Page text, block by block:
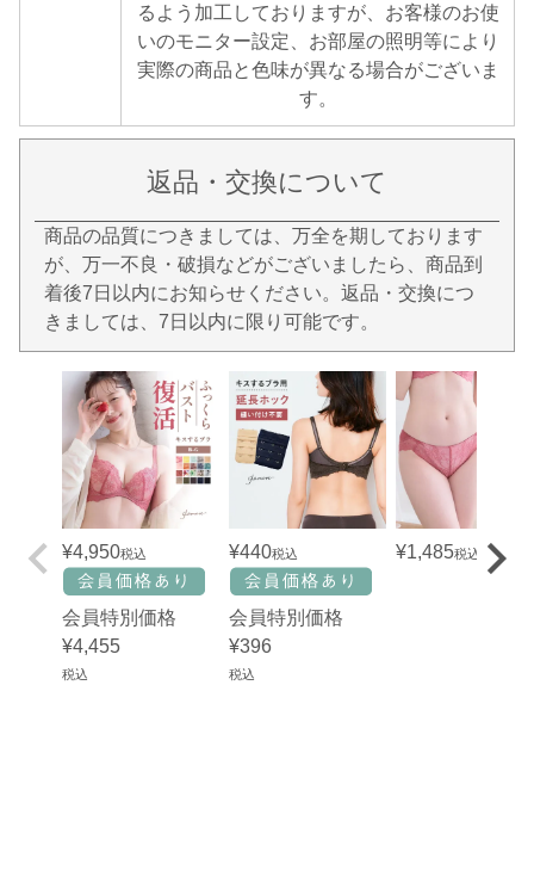
るよう加工しておりますが、お客様のお使
いのモニター設定、お部屋の照明等により
実際の商品と色味が異なる場合がございま
す。
返品・交換について
商品の品質につきましては、万全を期しております
が、万一不良・破損などがございましたら、商品到
着後7日以内にお知らせください。返品・交換につ
きましては、7日以内に限り可能です。
¥4,950税込
会員特別価格
¥4,455
税込
¥440税込
会員特別価格
¥396
税込
¥1,485税込